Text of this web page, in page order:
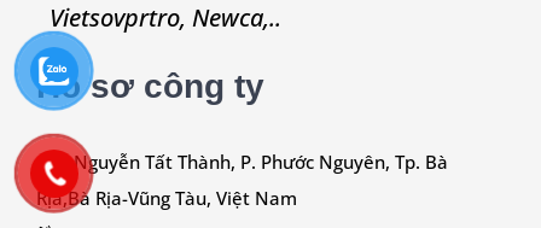
Vietsovprtro, Newca,..
Hồ sơ công ty
146 Nguyễn Tất Thành, P. Phước Nguyên, Tp. Bà
Rịa,Bà Rịa-Vũng Tàu, Việt Nam